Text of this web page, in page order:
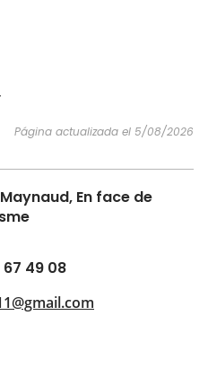
Página actualizada el 5/08/2026
En face de
67 49 08